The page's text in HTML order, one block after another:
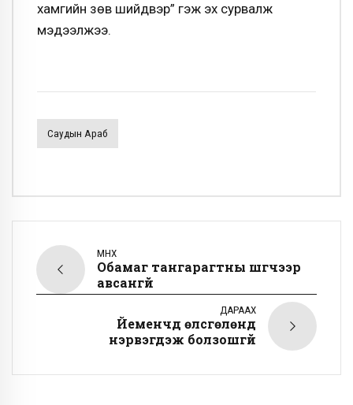
хамгийн зөв шийдвэр” гэж эх сурвалж
мэдээлжээ.
Саудын Араб
ӨМНӨХ
Обамаг тангарагтны шүүгчээр
авсангүй
ДАРААХ
Йеменчүүд өлсгөлөнд
нэрвэгдэж болзошгүй